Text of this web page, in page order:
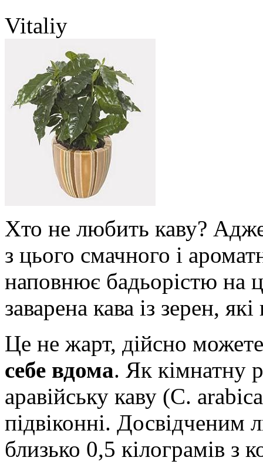
Vitaliy
Хто не любить каву?
з цього смачного і
наповнює бадьорістю на
заварена кава із зерен,
Це не жарт, дійсно
себе вдома. Як кімнатну
аравійську каву (C.
підвіконні. Досвідченим
близько 0,5 кілограмів з